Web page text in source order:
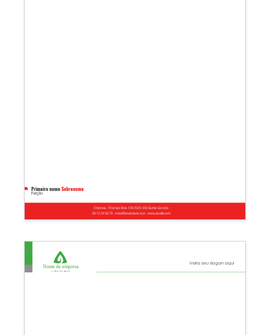
06 12 34 56 78 - email@sociedade.com - www.seusite.com
Empresa - R Campo Bola 109 2525-555 Quinta Carocho
Função
Primeiro nomeSobrenome
Insira seu slogan aqui
Nome da empresa
Linha de base